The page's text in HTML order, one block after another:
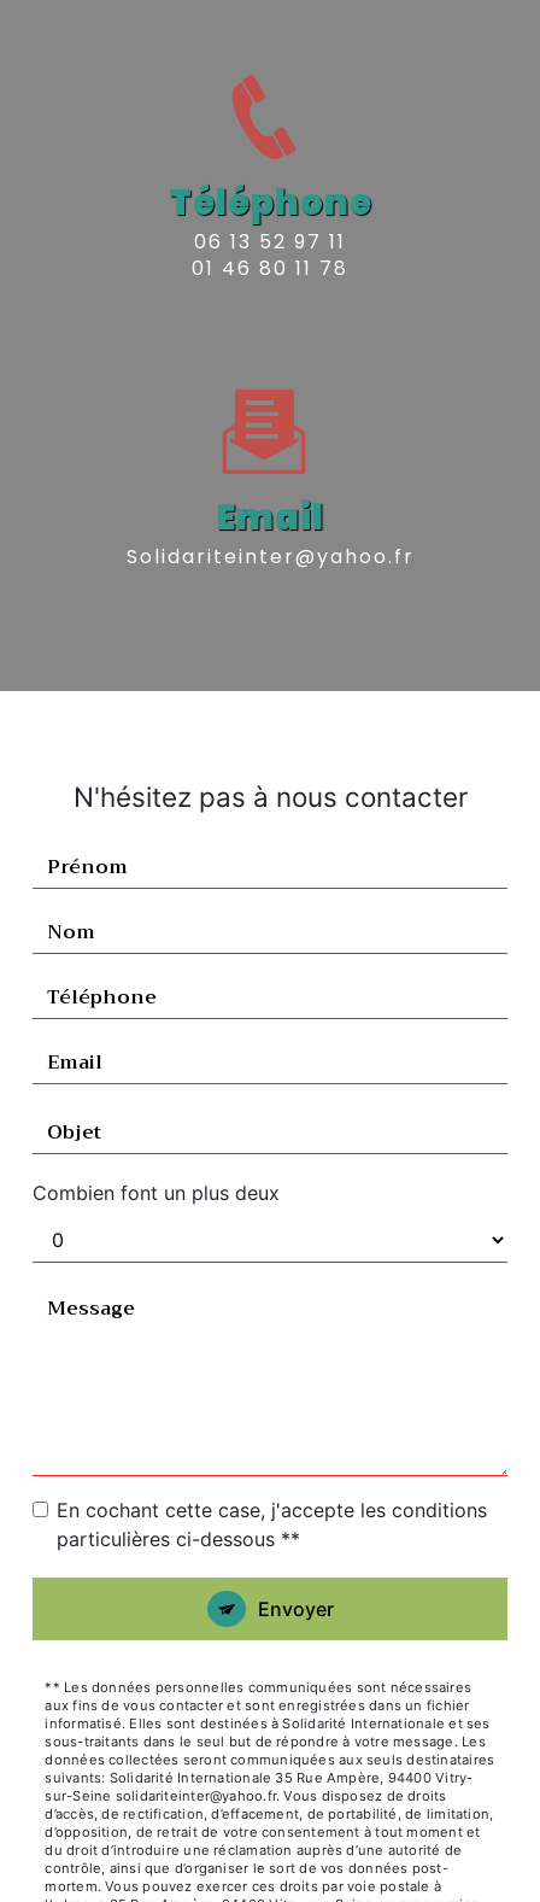
Téléphone
06 13 52 97 11
01 46 80 11 78
Email
solidariteinter@yahoo.fr
N'hésitez pas à nous contacter
Combien font un plus deux
En cochant cette case, j'accepte les conditions
particulières ci-dessous **
Envoyer
** Les données personnelles communiquées sont nécessaires
aux fins de vous contacter et sont enregistrées dans un fichier
informatisé. Elles sont destinées à Solidarité Internationale et ses
sous-traitants dans le seul but de répondre à votre message. Les
données collectées seront communiquées aux seuls destinataires
suivants: Solidarité Internationale 35 Rue Ampère, 94400 Vitry-
sur-Seine solidariteinter@yahoo.fr. Vous disposez de droits
d’accès, de rectification, d’effacement, de portabilité, de limitation,
d’opposition, de retrait de votre consentement à tout moment et
du droit d’introduire une réclamation auprès d’une autorité de
contrôle, ainsi que d’organiser le sort de vos données post-
mortem. Vous pouvez exercer ces droits par voie postale à